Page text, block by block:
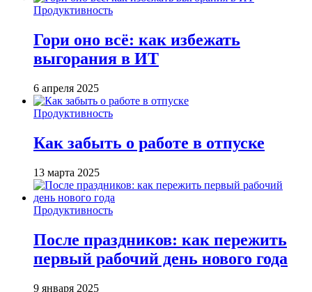
Продуктивность
Гори оно всё: как избежать
выгорания в ИТ
6 апреля 2025
Продуктивность
Как забыть о работе в отпуске
13 марта 2025
Продуктивность
После праздников: как пережить
первый рабочий день нового года
9 января 2025